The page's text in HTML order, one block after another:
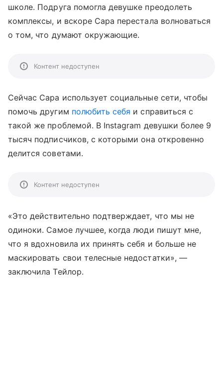
школе. Подруга помогла девушке преодолеть
комплексы, и вскоре Сара перестала волноваться
о том, что думают окружающие.
Контент недоступен
Сейчас Сара использует социальные сети, чтобы
помочь другим полюбить себя и справиться с
такой же проблемой. В Instagram девушки более 9
тысяч подписчиков, с которыми она откровенно
делится советами.
Контент недоступен
«Это действительно подтверждает, что мы не
одиноки. Самое лучшее, когда люди пишут мне,
что я вдохновила их принять себя и больше не
маскировать свои телесные недостатки», —
заключила Тейлор.